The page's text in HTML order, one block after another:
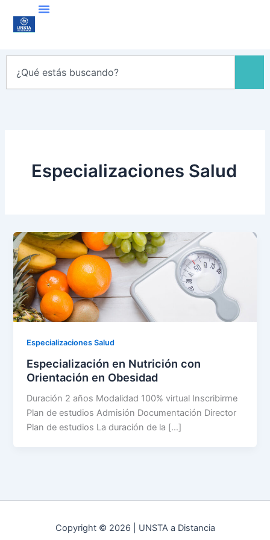
contenido
Especializaciones Salud
Especializaciones Salud
Especialización en Nutrición con
Orientación en Obesidad
Duración 2 años Modalidad 100% virtual Inscribirme
Plan de estudios Admisión Documentación Director
Plan de estudios La duración de la […]
Copyright © 2026 | UNSTA a Distancia